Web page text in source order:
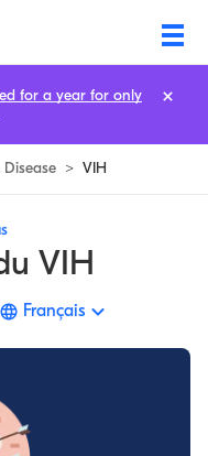
> VIH
VIH
Français
for a year for only